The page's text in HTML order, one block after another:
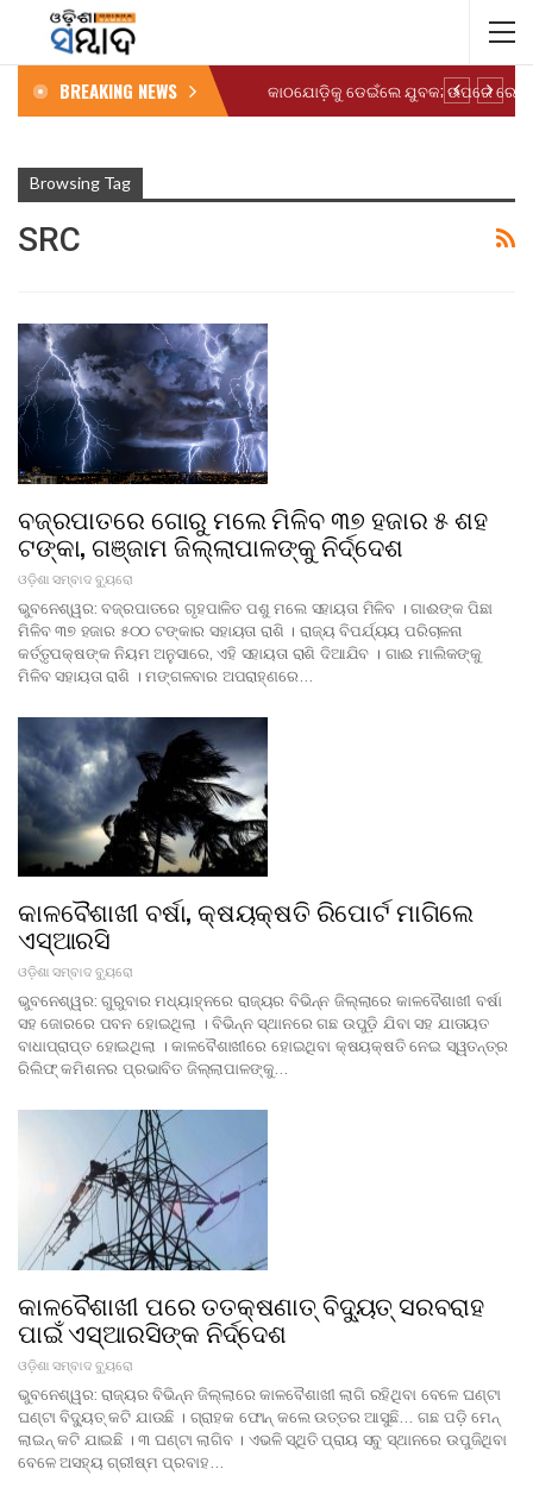
BREAKING NEWS
Browsing Tag
SRC
ବଜ୍ରପାତରେ ଗୋରୁ ମଲେ ମିଳିବ ୩୭ ହଜାର ୫ ଶହ
ଟଙ୍କା, ଗଞ୍ଜାମ ଜିଲ୍ଲାପାଳଙ୍କୁ ନିର୍ଦ୍ଦେଶ
ଓଡ଼ିଶା ସମ୍ବାଦ ବ୍ୟୁରୋ
ଭୁବନେଶ୍ୱର: ବଜ୍ରପାତରେ ଗୃହପାଳିତ ପଶୁ ମଲେ ସହାୟତା ମିଳିବ । ଗାଈଙ୍କ ପିଛା
ମିଳିବ ୩୭ ହଜାର ୫୦୦ ଟଙ୍କାର ସହାୟତା ରାଶି । ରାଜ୍ୟ ବିପର୍ଯ୍ୟୟ ପରିଚାଳନା
କର୍ତ୍ତୃପକ୍ଷଙ୍କ ନିୟମ ଅନୁସାରେ, ଏହି ସହାୟତା ରାଶି ଦିଆଯିବ । ଗାଈ ମାଲିକଙ୍କୁ
ମିଳିବ ସହାୟତା ରାଶି । ମଙ୍ଗଳବାର ଅପରାହ୍ଣରେ…
କାଳବୈଶାଖୀ ବର୍ଷା, କ୍ଷୟକ୍ଷତି ରିପୋର୍ଟ ମାଗିଲେ
ଏସ୍ଆରସି
ଓଡ଼ିଶା ସମ୍ବାଦ ବ୍ୟୁରୋ
ଭୁବନେଶ୍ୱର: ଗୁରୁବାର ମଧ୍ୟାହ୍ନରେ ରାଜ୍ୟର ବିଭିନ୍ନ ଜିଲ୍ଲାରେ କାଳବୈଶାଖୀ ବର୍ଷା
ସହ ଜୋରରେ ପବନ ହୋଇଥିଲା । ବିଭିନ୍ନ ସ୍ଥାନରେ ଗଛ ଉପୁଡ଼ି ଯିବା ସହ ଯାତାୟତ
ବାଧାପ୍ରାପ୍ତ ହୋଇଥିଲା । କାଳବୈଶାଖୀରେ ହୋଇଥିବା କ୍ଷୟକ୍ଷତି ନେଇ ସ୍ୱତନ୍ତ୍ର
ରିଲିଫ୍ କମିଶନର ପ୍ରଭାବିତ ଜିଲ୍ଲାପାଳଙ୍କୁ…
କାଳବୈଶାଖୀ ପରେ ତତକ୍ଷଣାତ୍ ବିଦ୍ୟୁତ୍ ସରବରାହ
ପାଇଁ ଏସ୍ଆରସିଙ୍କ ନିର୍ଦ୍ଦେଶ
ଓଡ଼ିଶା ସମ୍ବାଦ ବ୍ୟୁରୋ
ଭୁବନେଶ୍ୱର: ରାଜ୍ୟର ବିଭିନ୍ନ ଜିଲ୍ଲାରେ କାଳବୈଶାଖୀ ଲାଗି ରହିଥିବା ବେଳେ ଘଣ୍ଟା
ଘଣ୍ଟା ବିଦ୍ୟୁତ୍ କଟି ଯାଉଛି । ଗ୍ରାହକ ଫୋନ୍ କଲେ ଉତ୍ତର ଆସୁଛି… ଗଛ ପଡ଼ି ମେନ୍
ଲାଇନ୍ କଟି ଯାଇଛି । ୩ ଘଣ୍ଟା ଲାଗିବ । ଏଭଳି ସ୍ଥିତି ପ୍ରାୟ ସବୁ ସ୍ଥାନରେ ଉପୁଜିଥିବା
ବେଳେ ଅସହ୍ୟ ଗ୍ରୀଷ୍ମ ପ୍ରବାହ…